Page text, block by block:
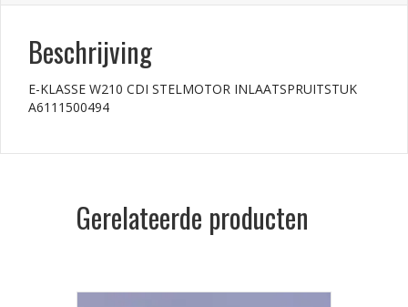
Beschrijving
E-KLASSE W210 CDI STELMOTOR INLAATSPRUITSTUK
A6111500494
Gerelateerde producten